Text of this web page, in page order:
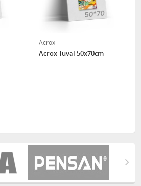
Acrox
Acrox Tuval 50x70cm